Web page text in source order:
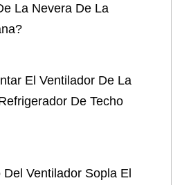
La Nevera De La
El Ventilador De La
De Techo
Del Ventilador Sopla El